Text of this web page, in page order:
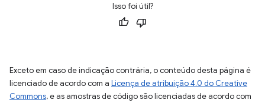
Isso foi útil?
Exceto em caso de indicação contrária, o conteúdo desta página é
licenciado de acordo com a Licença de atribuição 4.0 do Creative
Commons, e as amostras de código são licenciadas de acordo com